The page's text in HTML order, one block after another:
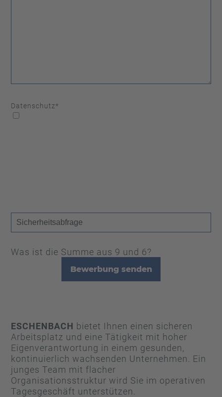
Datenschutz*
Was ist die Summe aus 9 und 6?
Bewerbung senden
ESCHENBACH bietet Ihnen einen sicheren
Arbeitsplatz und eine Tätigkeit mit hoher
Eigenverantwortung in einem gesunden,
kontinuierlich wachsenden Unternehmen. Ein
junges Team mit flacher
Organisationsstruktur wird Sie im operativen
Tagesgeschäft unterstützen.